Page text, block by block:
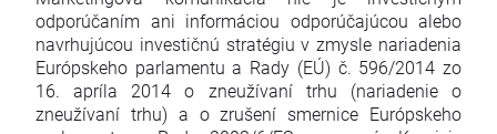
odporúčaním ani informáciou odporúčajúcou alebo
navrhujúcou investičnú stratégiu v zmysle nariadenia
Európskeho parlamentu a Rady (EÚ) č. 596/2014 zo
16. apríla 2014 o zneužívaní trhu (nariadenie o
zneužívaní trhu) a o zrušení smernice Európskeho